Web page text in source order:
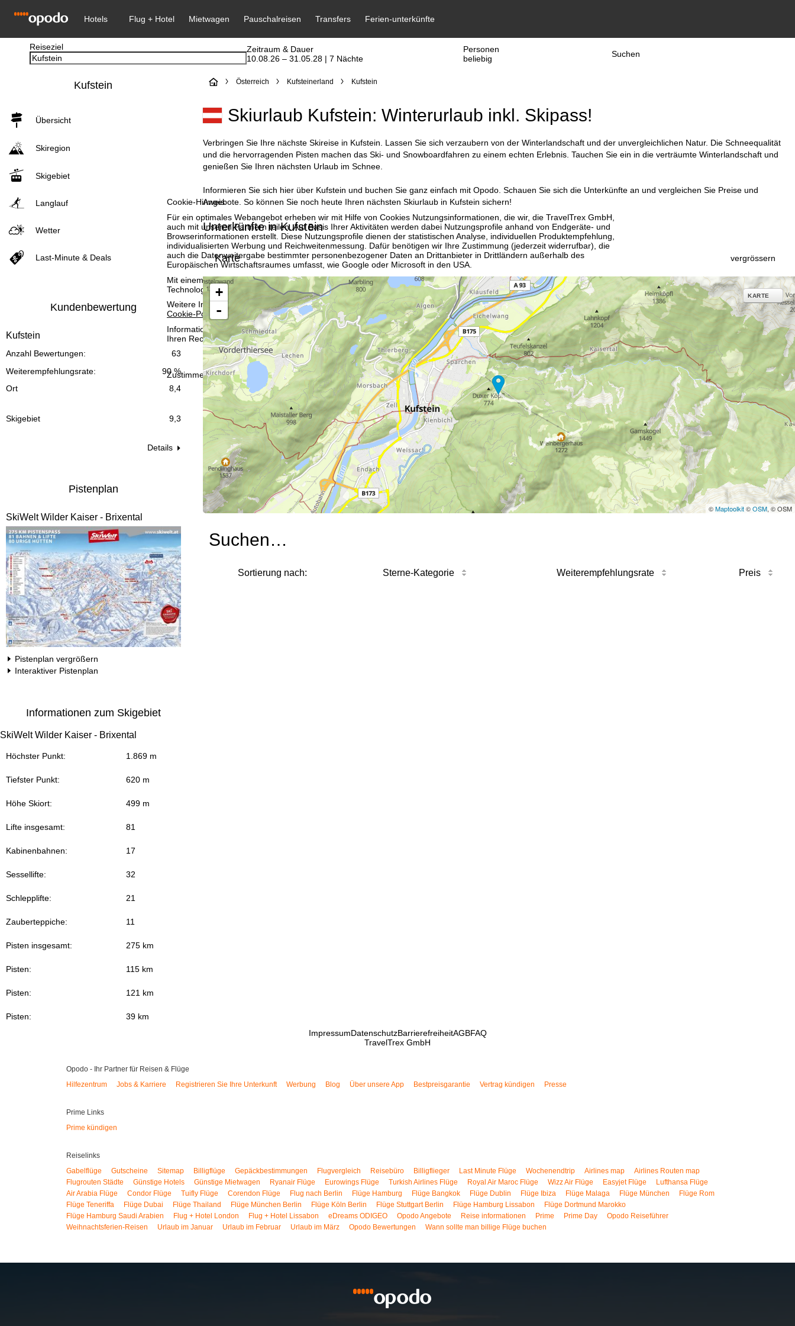
Cookie-Hinweis
Für ein optimales Webangebot erheben wir mit Hilfe von Cookies Nutzungsinformationen, die wir, die TravelTrex GmbH,
auch mit unseren Partnern teilen. Auf Basis Ihrer Aktivitäten werden dabei Nutzungsprofile anhand von Endgeräte- und
Browserinformationen erstellt. Diese Nutzungsprofile dienen der statistischen Analyse, individuellen Produktempfehlung,
individualisierten Werbung und Reichweitenmessung. Dafür benötigen wir Ihre Zustimmung (jederzeit widerrufbar), die
auch die Datenweitergabe bestimmter personenbezogener Daten an Drittanbieter in Drittländern außerhalb des
Europäischen Wirtschaftsraumes umfasst, wie Google oder Microsoft in den USA.
Mit einem Klick aufZustimmen
akzeptieren Sie den Einsatz von nicht funktionsnotwendigen Cookies und ähnlichen
Technologien. Wenn Sie
Ablehnenklicken, verwenden wir nur technisch und zur Vertragserfüllung notwendige Dienste.
Weitere Informationen zur Cookienutzung und die Möglichkeit zur Änderung Ihrer Einstellungen finden Sie in unserer
Cookie-Policy.
Informationen zum Verantwortlichen finden Sie in unserem Impressum . Informationen zu den Verarbeitungszwecken und
Ihren Rechten finden Sie in unsererDatenschutzerklärung.
Zustimmen
Reiseziel
Zeitraum & Dauer
10.08.26 – 31.05.28 | 7 Nächte
Personen
beliebig
Suchen
Kufstein
Übersicht
Skiregion
Skigebiet
Langlauf
Wetter
Last-Minute & Deals
Kundenbewertung
Kufstein
63
Anzahl Bewertungen:
90 %
Weiterempfehlungsrate:
Ort
8,4
Skigebiet 9,3
Details
Pistenplan
SkiWelt Wilder Kaiser - Brixental
Pistenplan vergrößern
Interaktiver Pistenplan
Informationen zum Skigebiet
SkiWelt Wilder Kaiser - Brixental
Höchster Punkt: 1.869 m
Tiefster Punkt: 620 m
Höhe Skiort: 499 m
Lifte insgesamt: 81
Kabinenbahnen: 17
Sessellifte: 32
Schlepplifte: 21
Zauberteppiche: 11
Pisten insgesamt: 275 km
Pisten: 115 km
Pisten: 121 km
Pisten: 39 km
S
t
r
s
e
i
t
e
Österreich Kufsteinerland Kufstein
Skiurlaub Kufstein: Winterurlaub inkl. Skipass!
Verbringen Sie Ihre nächste Skireise in Kufstein. Lassen Sie sich verzaubern von der Winterlandschaft und der unvergleichlichen Natur. Die Schneequalität
und die hervorragenden Pisten machen das Ski- und Snowboardfahren zu einem echten Erlebnis. Tauchen Sie ein in die verträumte Winterlandschaft und
genießen Sie Ihren nächsten Urlaub im Schnee.
Informieren Sie sich hier über Kufstein und buchen Sie ganz einfach mit Opodo. Schauen Sie sich die Unterkünfte an und vergleichen Sie Preise und
Angebote. So können Sie noch heute Ihren nächsten Skiurlaub in Kufstein sichern!
Unterkünfte in Kufstein
Karte vergrössern
+
-
KARTE
©Maptoolkit©OSM, © OSM
Suchen…
Sortierung nach: Sterne-Kategorie Weiterempfehlungsrate Preis
ImpressumDatenschutzBarrierefreiheitAGBFAQ
TravelTrex GmbH